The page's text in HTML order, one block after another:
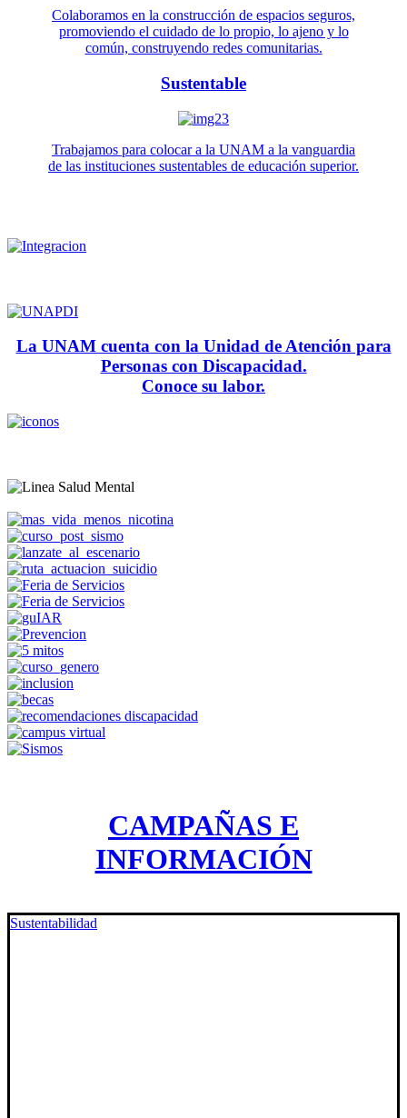
Colaboramos en la construcción de espacios seguros,
promoviendo el cuidado de lo propio, lo ajeno y lo
común, construyendo redes comunitarias.
Sustentable
Trabajamos para colocar a la UNAM a la vanguardia
de las instituciones sustentables de educación superior.
La UNAM cuenta con la Unidad de Atención para
Personas con Discapacidad.
Conoce su labor.
CAMPAÑAS E
INFORMACIÓN
Sustentabilidad